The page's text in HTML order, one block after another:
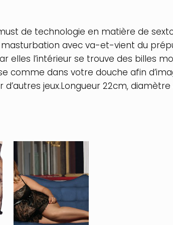
de technologie en matière de
avec va-et-vient du
l’intérieur se trouve des billes
comme dans votre douche afin
jeux.Longueur 22cm,